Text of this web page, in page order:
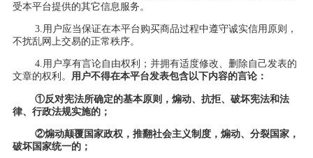
受本平台提供的其它信息服务。
3.用户应当保证在本平台购买商品过程中遵守诚实信用原则，
不扰乱网上交易的正常秩序。
4.用户享有言论自由权利；并拥有适度修改、删除自己发表的
文章的权利。 用户不得在本平台发表包含以下内容的言论：
①反对宪法所确定的基本原则，煽动、抗拒、破坏宪法和法
律、行政法规实施的；
②煽动颠覆国家政权，推翻社会主义制度，煽动、分裂国家，
破坏国家统一的；